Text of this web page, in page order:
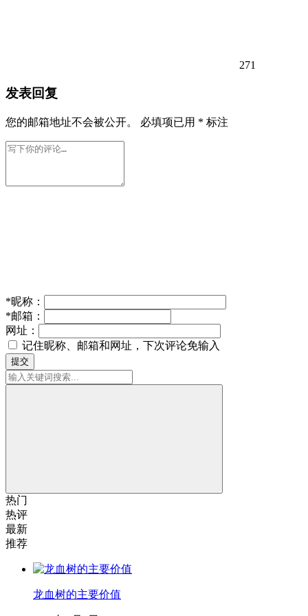
271
发表回复
您的邮箱地址不会被公开。 必填项已用 * 标注
*昵称：
*邮箱：
网址：
记住昵称、邮箱和网址，下次评论免输入
提交
热门
热评
最新
推荐
龙血树的主要价值